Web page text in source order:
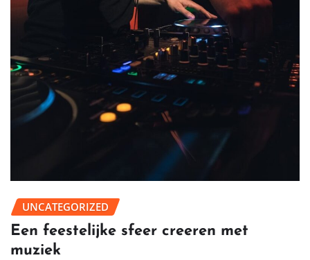
UNCATEGORIZED
Een feestelijke sfeer creeren met
muziek